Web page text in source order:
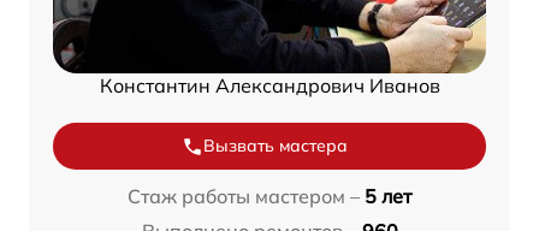
Константин Александрович Иванов
Вызвать мастера
Стаж работы мастером – 5 лет